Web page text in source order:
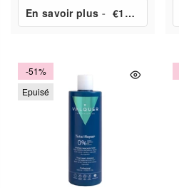
En savoir plus - €19,40
-51%
Epuisé